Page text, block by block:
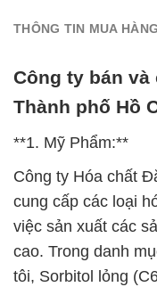
THÔNG TIN MUA HÀNG
Công ty bán
Thành phố Hồ
**1. Mỹ Phẩm:**
Công ty Hóa chất
cung cấp các loại
việc sản xuất các
cao. Trong danh
tôi, Sorbitol lỏng